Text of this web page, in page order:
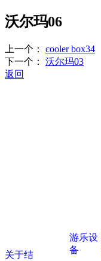
沃尔玛06
上一个： cooler box34
下一个： 沃尔玛03
返回
关于结
游乐设
备